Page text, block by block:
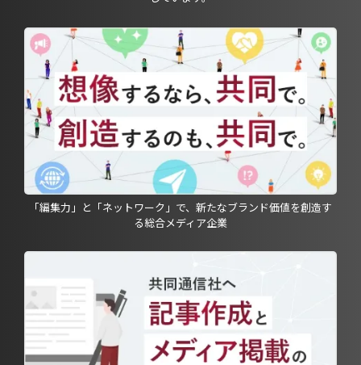
「編集力」と「ネットワーク」で、新たなブランド価値を創造す
る総合メディア企業